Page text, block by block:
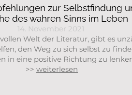
14. November 2021
Welt der Literatur, gibt es
den Weg zu sich selbst zu
in eine positive Richtung zu
>> weiterlesen
zur Selbstfindung
des wahren Sinns im Leben